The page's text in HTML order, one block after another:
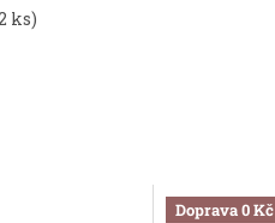
ks)
Doprava 0 Kč